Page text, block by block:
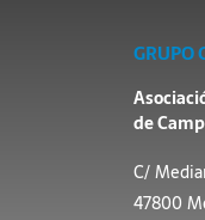
GRUPO
de
C/
47800